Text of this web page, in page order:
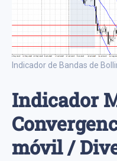
Indicador de Bandas de
Indicador
móvil /